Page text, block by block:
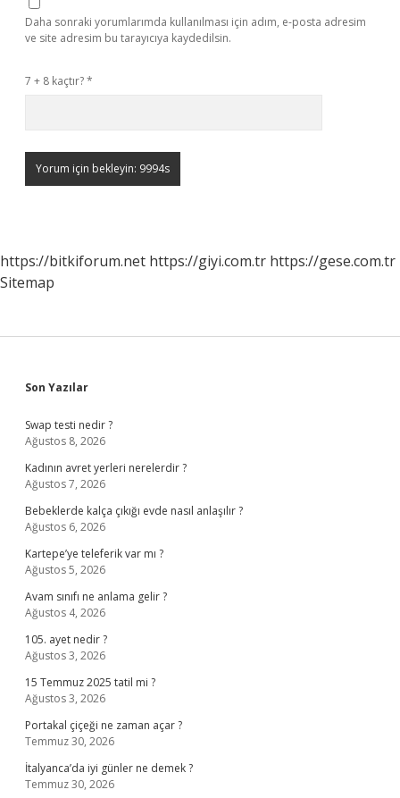
Daha sonraki yorumlarımda kullanılması için adım, e-posta adresim
ve site adresim bu tarayıcıya kaydedilsin.
7 + 8 kaçtır?*
https://bitkiforum.net https://giyi.com.tr https://gese.com.tr
Sitemap
Sidebar
Son Yazılar
Swap testi nedir ?
Ağustos 8, 2026
Kadının avret yerleri nerelerdir ?
Ağustos 7, 2026
Bebeklerde kalça çıkığı evde nasıl anlaşılır ?
Ağustos 6, 2026
Kartepe’ye teleferik var mı ?
Ağustos 5, 2026
Avam sınıfı ne anlama gelir ?
Ağustos 4, 2026
105. ayet nedir ?
Ağustos 3, 2026
15 Temmuz 2025 tatil mi ?
Ağustos 3, 2026
Portakal çiçeği ne zaman açar ?
Temmuz 30, 2026
İtalyanca’da iyi günler ne demek ?
Temmuz 30, 2026